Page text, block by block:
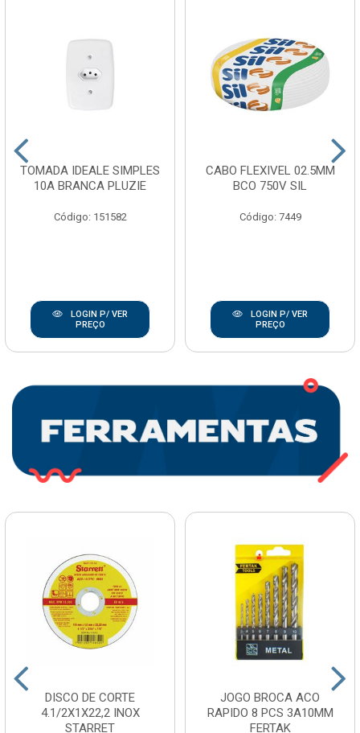
TOMADA IDEALE SIMPLES
10A BRANCA PLUZIE
Código: 151582
LOGIN P/ VER
PREÇO
CABO FLEXIVEL 02.5MM
BCO 750V SIL
Código: 7449
LOGIN P/ VER
PREÇO
DISCO DE CORTE
4.1/2X1X22,2 INOX
STARRET
JOGO BROCA ACO
RAPIDO 8 PCS 3A10MM
FERTAK